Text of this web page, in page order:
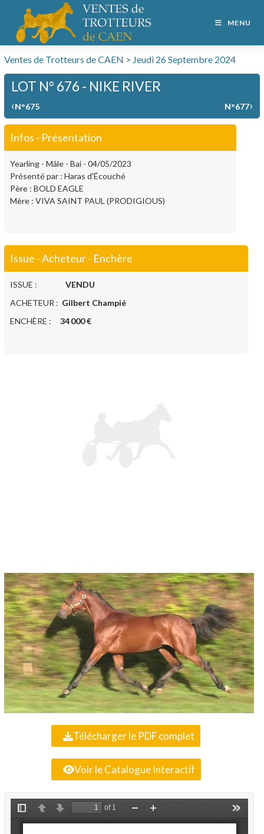
MENU
Ventes de Trotteurs de CAEN > Jeudi 26 Septembre 2024
LOT N° 676 - NIKE RIVER
‹N°675 N°677›
Infos - Présentation
Yearling - Mâle - Bai - 04/05/2023
Présenté par : Haras d'Écouché
Père : BOLD EAGLE
Mère : VIVA SAINT PAUL (PRODIGIOUS)
Issue - Acheteur - Enchère
ISSUE : VENDU
ACHETEUR : Gilbert Champié
ENCHÈRE : 34 000 €
Télécharger le PDF complet
Voir le Catalogue Interactif